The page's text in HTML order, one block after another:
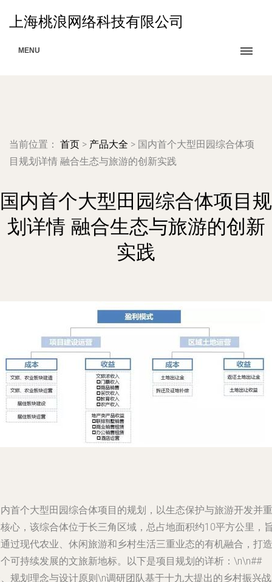
上海桃浪网络科技有限公司
MENU
当前位置： 首页 > 产品大全 > 国内首个大型田园综合体项
目规划详情 融合生态与旅游的创新实践
国内首个大型田园综合体项目规
划详情 融合生态与旅游的创新
实践
首个大型田园综合体项目的规划，以生态保护与旅游开发并重
心，该综合体位于长三角区域，总占地面积约10平方公里，
过现代农业、休闲旅游和乡村生活三重业态的有机融合，打造
可持续发展的文旅新地标。以下是项目规划的详析：\n\n##
规划理念与设计原则\n调研团队基于十九大提出的乡村振兴战